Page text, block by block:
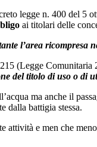
legge n. 400 del
ai titolari delle
l’area ricompresa
(Legge Comunitaria
del titolo di uso o di
ma anche il
dalla battigia stessa.
e men che